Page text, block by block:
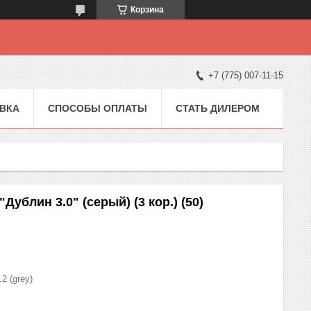
Корзина
+7 (775) 007-11-15
СПОСОБЫ ОПЛАТЫ СТАТЬ ДИЛЕРОМ
3.0" (серый) (3 кор.) (50)
(grey)